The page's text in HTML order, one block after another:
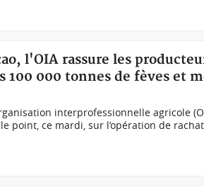
l'OIA rassure les
100 000 tonnes de fèves et
interprofessionnelle agricole
point, ce mardi, sur l’opération de